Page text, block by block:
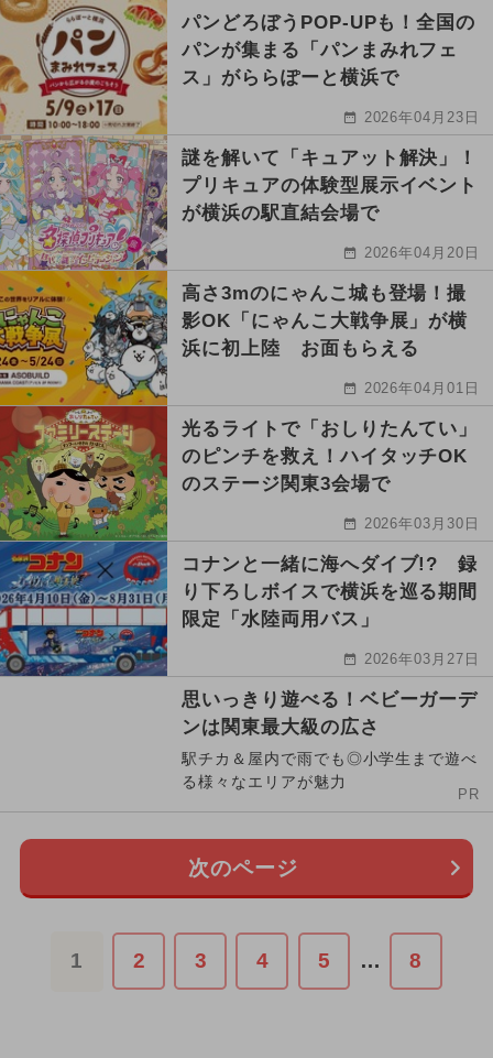
パンどろぼうPOP-UPも！全国の
パンが集まる「パンまみれフェ
ス」がららぽーと横浜で
2026年04月23日
謎を解いて「キュアット解決」！
プリキュアの体験型展示イベント
が横浜の駅直結会場で
2026年04月20日
高さ3mのにゃんこ城も登場！撮
影OK「にゃんこ大戦争展」が横
浜に初上陸 お面もらえる
2026年04月01日
光るライトで「おしりたんてい」
のピンチを救え！ハイタッチOK
のステージ関東3会場で
2026年03月30日
コナンと一緒に海へダイブ!? 録
り下ろしボイスで横浜を巡る期間
限定「水陸両用バス」
2026年03月27日
思いっきり遊べる！ベビーガーデ
ンは関東最大級の広さ
駅チカ＆屋内で雨でも◎小学生まで遊べ
る様々なエリアが魅力
PR
次のページ
1 2 3 4 5 … 8